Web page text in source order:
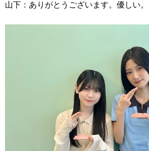
山下：ありがとうございます。優しい。